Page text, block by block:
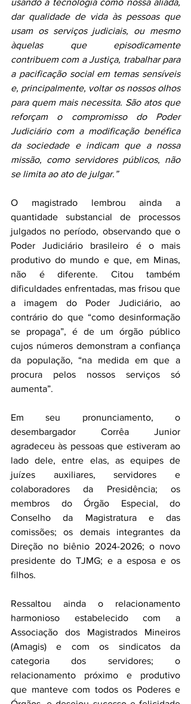
usando a tecnologia como nossa aliada,
dar qualidade de vida às pessoas que
usam os serviços judiciais, ou mesmo
àquelas que episodicamente
contribuem com a Justiça, trabalhar para
a pacificação social em temas sensíveis
e, principalmente, voltar os nossos olhos
para quem mais necessita. São atos que
reforçam o compromisso do Poder
Judiciário com a modificação benéfica
da sociedade e indicam que a nossa
missão, como servidores públicos, não
se limita ao ato de julgar.”
O magistrado lembrou ainda a
quantidade substancial de processos
julgados no período, observando que o
Poder Judiciário brasileiro é o mais
produtivo do mundo e que, em Minas,
não é diferente. Citou também
dificuldades enfrentadas, mas frisou que
a imagem do Poder Judiciário, ao
contrário do que “como desinformação
se propaga”, é de um órgão público
cujos números demonstram a confiança
da população, “na medida em que a
procura pelos nossos serviços só
aumenta”.
Em seu pronunciamento, o
desembargador Corrêa Junior
agradeceu às pessoas que estiveram ao
lado dele, entre elas, as equipes de
juízes auxiliares, servidores e
colaboradores da Presidência; os
membros do Órgão Especial, do
Conselho da Magistratura e das
comissões; os demais integrantes da
Direção no biênio 2024-2026; o novo
presidente do TJMG; e a esposa e os
filhos.
Ressaltou ainda o relacionamento
harmonioso estabelecido com a
Associação dos Magistrados Mineiros
(Amagis) e com os sindicatos da
categoria dos servidores; o
relacionamento próximo e produtivo
que manteve com todos os Poderes e